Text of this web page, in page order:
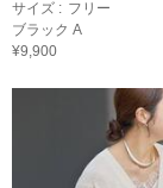
サイズ : フリー
ブラック A
¥9,900